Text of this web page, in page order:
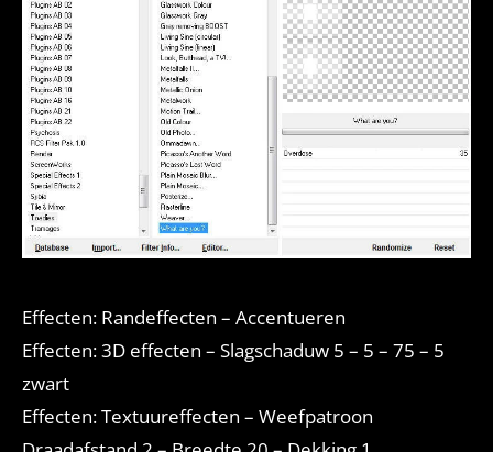
Effecten: Randeffecten – Accentueren
Effecten: 3D effecten – Slagschaduw 5 – 5 – 75 – 5
zwart
Effecten: Textuureffecten – Weefpatroon